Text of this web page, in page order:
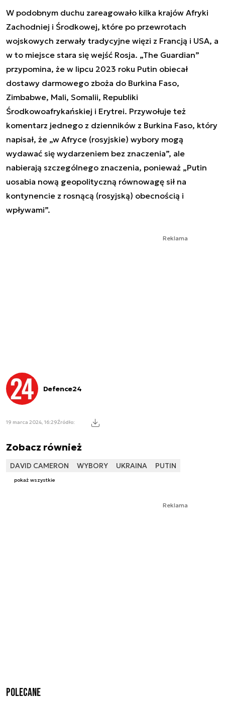
W podobnym duchu zareagowało kilka krajów Afryki
Zachodniej i Środkowej, które po przewrotach
wojskowych zerwały tradycyjne więzi z Francją i USA, a
w to miejsce stara się wejść Rosja. „The Guardian”
przypomina, że w lipcu 2023 roku Putin obiecał
dostawy darmowego zboża do Burkina Faso,
Zimbabwe, Mali, Somalii, Republiki
Środkowoafrykańskiej i Erytrei. Przywołuje też
komentarz jednego z dzienników z Burkina Faso, który
napisał, że „w Afryce (rosyjskie) wybory mogą
wydawać się wydarzeniem bez znaczenia”, ale
nabierają szczególnego znaczenia, ponieważ „Putin
uosabia nową geopolityczną równowagę sił na
kontynencie z rosnącą (rosyjską) obecnością i
wpływami”.
Reklama
Defence24
19 marca 2024, 16:29Źródło:
Zobacz również
DAVID CAMERON WYBORY UKRAINA PUTIN
pokaż wszystkie
Reklama
Polecane